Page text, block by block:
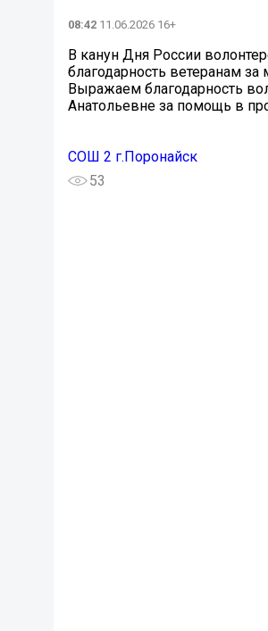
08:42 11.06.2026 16+
В канун Дня России
благодарность ветеранам
Выражаем благодарность
Анатольевне за помощь в
СОШ 2 г.Поронайск
53